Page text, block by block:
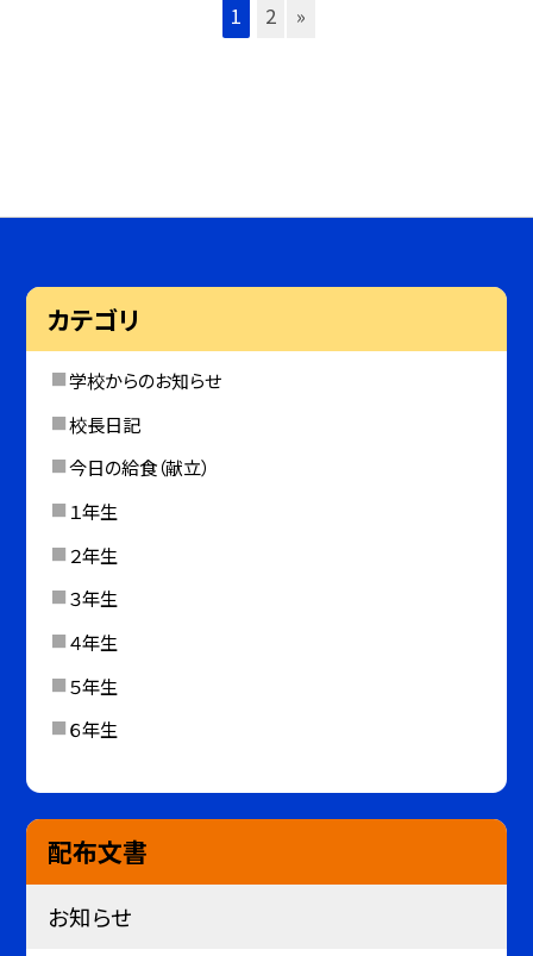
1 2 »
カテゴリ
学校からのお知らせ
校長日記
今日の給食（献立）
１年生
２年生
３年生
４年生
５年生
６年生
配布文書
お知らせ